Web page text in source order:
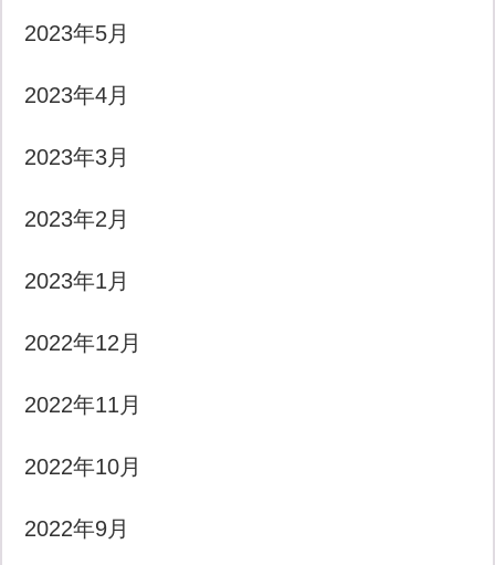
2023年5月
2023年4月
2023年3月
2023年2月
2023年1月
2022年12月
2022年11月
2022年10月
2022年9月